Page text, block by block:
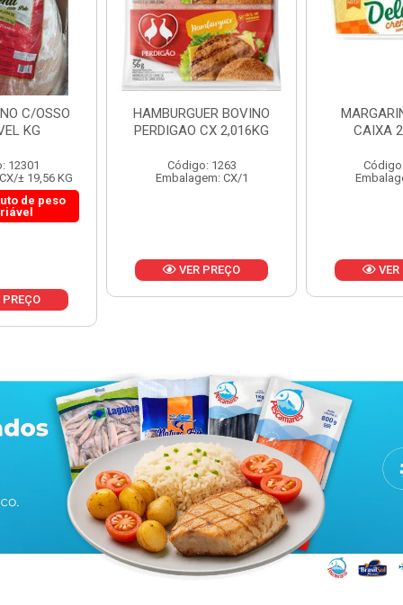
BOVINO
2,016KG
1263
CX/1
MARGARINA DELINE
CAIXA 24X250G
Código: 12886
Embalagem: CX/1
VER PREÇO
CAIXA
VER